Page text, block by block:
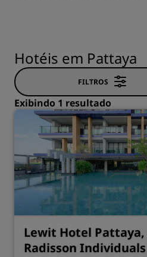
Hotéis em Pattaya
FILTROS
Exibindo 1 resultado
Lewit Hotel
Radisson Individuals